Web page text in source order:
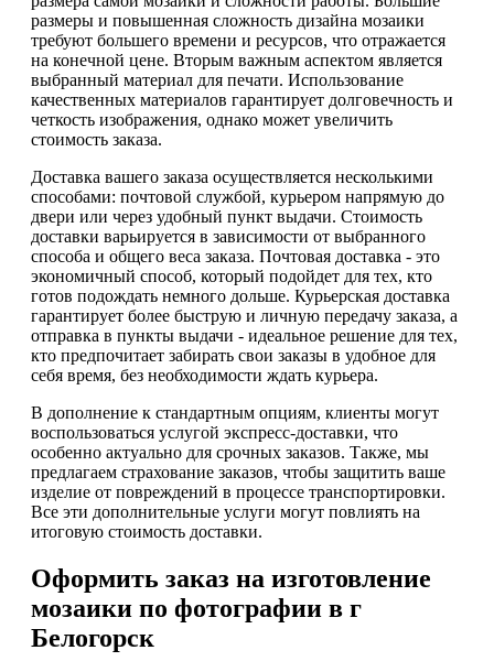
размеры и повышенная сложность дизайна мозаики
требуют большего времени и ресурсов, что отражается
на конечной цене. Вторым важным аспектом является
выбранный материал для печати. Использование
качественных материалов гарантирует долговечность и
четкость изображения, однако может увеличить
стоимость заказа.
Доставка вашего заказа осуществляется несколькими
способами: почтовой службой, курьером напрямую до
двери или через удобный пункт выдачи. Стоимость
доставки варьируется в зависимости от выбранного
способа и общего веса заказа. Почтовая доставка - это
экономичный способ, который подойдет для тех, кто
готов подождать немного дольше. Курьерская доставка
гарантирует более быструю и личную передачу заказа, а
отправка в пункты выдачи - идеальное решение для тех,
кто предпочитает забирать свои заказы в удобное для
себя время, без необходимости ждать курьера.
В дополнение к стандартным опциям, клиенты могут
воспользоваться услугой экспресс-доставки, что
особенно актуально для срочных заказов. Также, мы
предлагаем страхование заказов, чтобы защитить ваше
изделие от повреждений в процессе транспортировки.
Все эти дополнительные услуги могут повлиять на
итоговую стоимость доставки.
Оформить заказ на изготовление
мозаики по фотографии в г
Белогорск